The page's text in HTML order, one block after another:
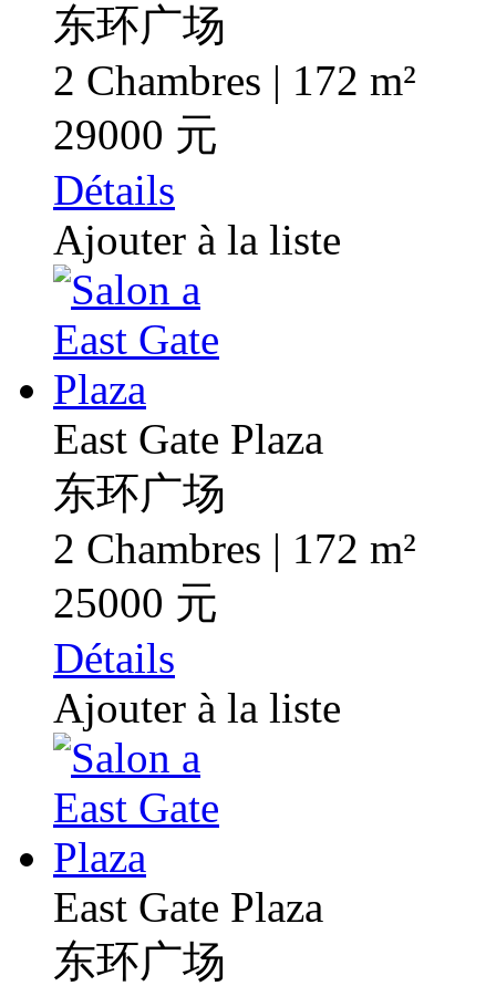
东环广场
2 Chambres | 172 m²
29000 元
Détails
Ajouter à la liste
East Gate Plaza
东环广场
2 Chambres | 172 m²
25000 元
Détails
Ajouter à la liste
East Gate Plaza
东环广场